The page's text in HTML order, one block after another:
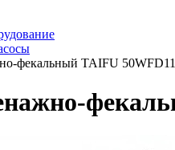
фекальный TAIFU